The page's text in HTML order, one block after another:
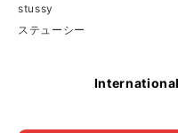
stussy
ステューシー